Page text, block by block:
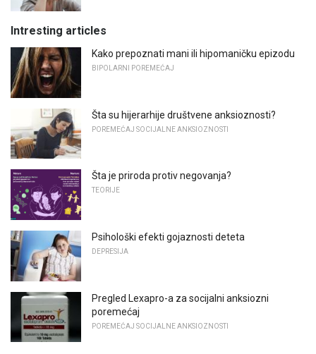
Intresting articles
Kako prepoznati mani ili hipomaničku epizodu
BIPOLARNI POREMEĆAJ
Šta su hijerarhije društvene anksioznosti?
POREMEĆAJ SOCIJALNE ANKSIOZNOSTI
Šta je priroda protiv negovanja?
TEORIJE
Psihološki efekti gojaznosti deteta
DEPRESIJA
Pregled Lexapro-a za socijalni anksiozni
poremećaj
POREMEĆAJ SOCIJALNE ANKSIOZNOSTI